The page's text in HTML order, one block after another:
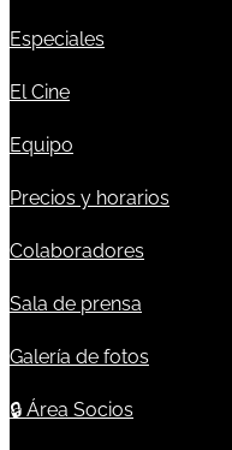
Especiales
El Cine
Equipo
Precios y horarios
Colaboradores
Sala de prensa
Galería de fotos
🔒 Área Socios